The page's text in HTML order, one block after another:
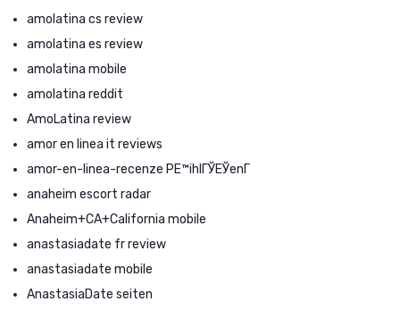
amolatina cs review
amolatina es review
amolatina mobile
amolatina reddit
AmoLatina review
amor en linea it reviews
amor-en-linea-recenze PЕ™ihlГЎЕЎenГ­
anaheim escort radar
Anaheim+CA+California mobile
anastasiadate fr review
anastasiadate mobile
AnastasiaDate seiten